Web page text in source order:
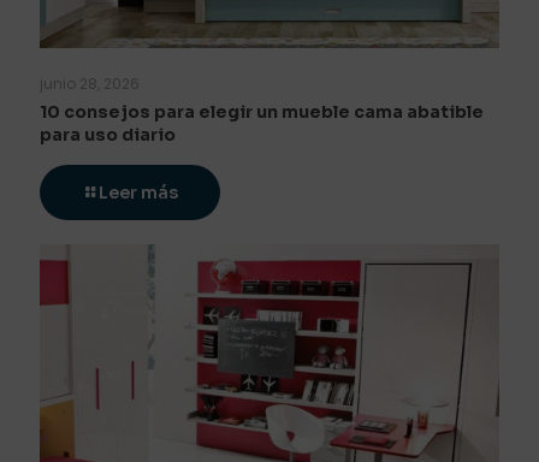
junio 28, 2026
10 consejos para elegir un mueble cama abatible
para uso diario
Leer más